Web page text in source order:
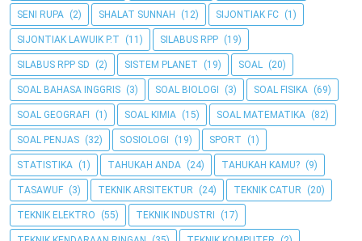
SENI RUPA (2) SHALAT SUNNAH (12) SIJONTIAK FC (1)
SIJONTIAK LAWUIK P.T (11) SILABUS RPP (19)
SILABUS RPP SD (2) SISTEM PLANET (19) SOAL (20)
SOAL BAHASA INGGRIS (3) SOAL BIOLOGI (3) SOAL FISIKA (69)
SOAL GEOGRAFI (1) SOAL KIMIA (15) SOAL MATEMATIKA (82)
SOAL PENJAS (32) SOSIOLOGI (19) SPORT (1)
STATISTIKA (1) TAHUKAH ANDA (24) TAHUKAH KAMU? (9)
TASAWUF (3) TEKNIK ARSITEKTUR (24) TEKNIK CATUR (20)
TEKNIK ELEKTRO (55) TEKNIK INDUSTRI (17)